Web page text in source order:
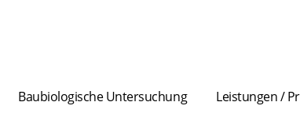
Baubiologische Untersuchung Leistungen /